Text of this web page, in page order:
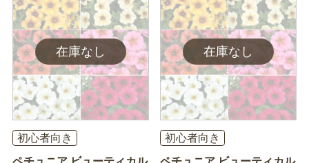
初心者向き
初心者向き